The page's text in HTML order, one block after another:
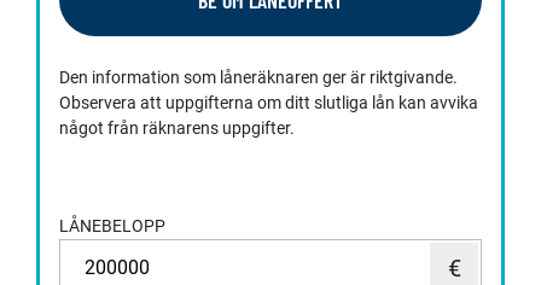
Den information som låneräknaren ger är riktgivande.
Observera att uppgifterna om ditt slutliga lån kan avvika
något från räknarens uppgifter.
LÅNEBELOPP